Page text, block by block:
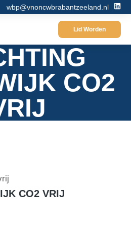
wbp@vnoncwbrabantzeeland.nl
Lid Worden
CO2
CO2 VRIJ